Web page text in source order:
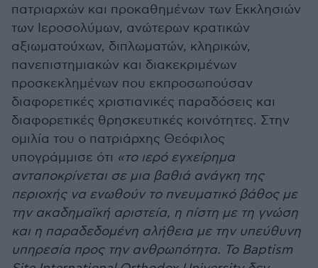
πατριαρχών και προκαθημένων των Εκκλησιών
των Ιεροσολύμων, ανώτερων κρατικών
αξιωματούχων, διπλωματών, κληρικών,
πανεπιστημιακών και διακεκριμένων
προσκεκλημένων που εκπροσωπούσαν
διαφορετικές χριστιανικές παραδόσεις και
διαφορετικές θρησκευτικές κοινότητες. Στην
ομιλία του ο πατριάρχης Θεόφιλος
υπογράμμισε ότι «το ιερό εγχείρημα
ανταποκρίνεται σε μια βαθιά ανάγκη της
περιοχής να ενωθούν το πνευματικό βάθος με
την ακαδημαϊκή αριστεία, η πίστη με τη γνώση
και η παραδεδομένη αλήθεια με την υπεύθυνη
υπηρεσία προς την ανθρωπότητα. Το Baptism